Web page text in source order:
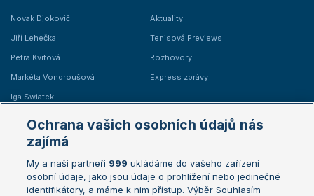
Novak Djokovič
Jiří Lehečka
Petra Kvitová
Markéta Vondroušová
Iga Swiatek
Aktuality
Tenisová Previews
Rozhovory
Express zprávy
Žebříčky
Žebříček ATP (muži)
Žebříček WTA (ženy)
Australian Open
French Open
Ochrana vašich osobních údajů nás
zajímá
My a naši partneři 999 ukládáme do vašeho zařízení
osobní údaje, jako jsou údaje o prohlížení nebo jedinečné
identifikátory, a máme k nim přístup. Výběr Souhlasím